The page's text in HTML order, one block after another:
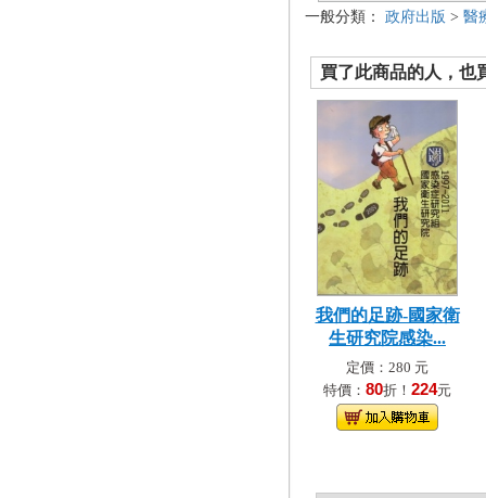
一般分類： 政府出版 > 醫
買了此商品的人，也
我們的足跡-國家衛
生研究院感染...
定價：280 元
特價： 80折！ 224元